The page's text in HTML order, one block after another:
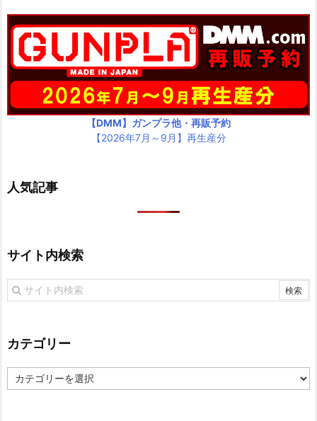
【DMM】ガンプラ他・再販予約
【2026年7月～9月】再生産分
人気記事
サイト内検索
カテゴリー
テ